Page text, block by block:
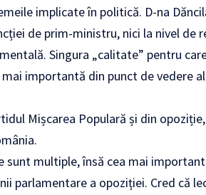
implicate în politică. D-na
de prim-ministru, nici la nivel de
Singura „calitate” pentru
importantă din punct de vedere
Mișcarea Populară și din
sunt multiple, însă cea mai
parlamentare a opoziției. Cred că